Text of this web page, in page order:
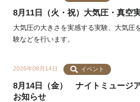
8月11日（火・祝）大気圧・真空
大気圧の大きさを実感する実験、大気圧
験などを行います。
2026年08月14日 イベント
8月14日（金） ナイトミュージ
お知らせ